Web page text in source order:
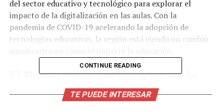
del sector educativo y tecnológico para explorar el
impacto de la digitalización en las aulas. Con la
pandemia de COVID-19 acelerando la adopción de
tecnologías educativas, la región está viendo un cambio
El Papel de la Tecnología en la
Educación
CONTINUE READING
TE PUEDE INTERESAR